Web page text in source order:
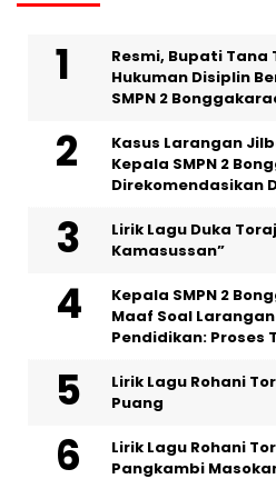
Resmi, Bupati
Hukuman Disiplin
SMPN 2
Kasus Larangan
Kepala SMPN 2
Direkomendasikan
Lirik Lagu Duka
Kamasussan”
Kepala SMPN 2
Maaf Soal
Pendidikan: Proses
Lirik Lagu Rohani
Puang
Lirik Lagu Rohani
Pangkambi